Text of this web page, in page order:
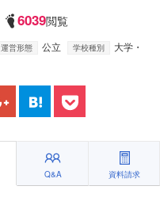
6039閲覧
運営形態 公立 学校種別
大学・
Q&A 資料請求